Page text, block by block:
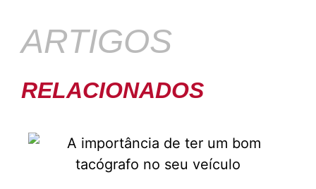
ARTIGOS
RELACIONADOS